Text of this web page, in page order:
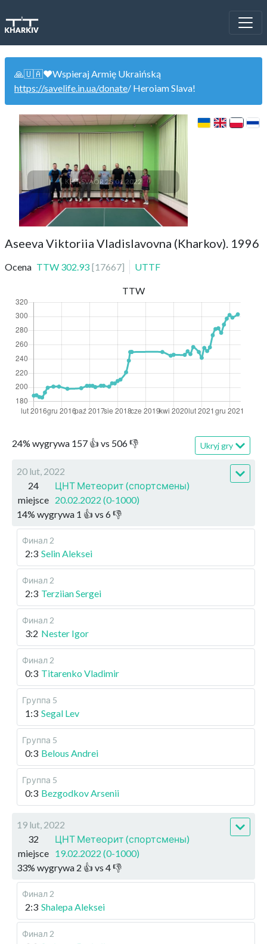
🙏🇺🇦❤️Wspieraj Armię Ukraińską
https://savelife.in.ua/donate/ Heroiam Slava!
КНТ SVAOR 28.01.2022
Aseeva Viktoriia Vladislavovna (Kharkov). 1996
Ocena TTW 302.93 [17667] UTTF
24% wygrywa 157 👍 vs 506👎 Ukryj gry
20 lut, 2022
24
miejsce
ЦНТ Метеорит (спортсмены)
20.02.2022 (0-1000)
14% wygrywa 1 👍 vs 6👎
Финал 2
2:3 Selin Aleksei
Финал 2
2:3 Terziian Sergei
Финал 2
3:2 Nester Igor
Финал 2
0:3 Titarenko Vladimir
Группа 5
1:3 Segal Lev
Группа 5
0:3 Belous Andrei
Группа 5
0:3 Bezgodkov Arsenii
19 lut, 2022
32
miejsce
ЦНТ Метеорит (спортсмены)
19.02.2022 (0-1000)
33% wygrywa 2 👍 vs 4👎
Финал 2
2:3 Shalepa Aleksei
Финал 2
TTW